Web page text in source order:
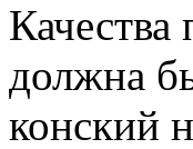
должна
конский